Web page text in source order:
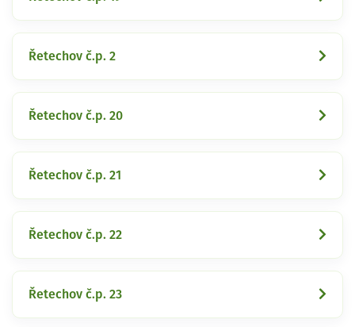
Řetechov č.p. 2
Řetechov č.p. 20
Řetechov č.p. 21
Řetechov č.p. 22
Řetechov č.p. 23